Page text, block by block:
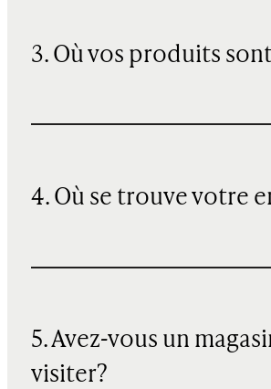
3. Où vos produits
4. Où se trouve votre
5. Avez-vous un
visiter?